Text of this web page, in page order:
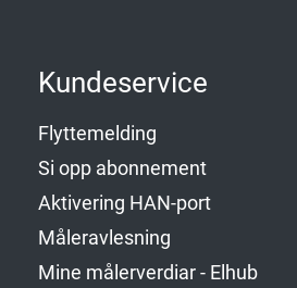
Kundeservice
Flyttemelding
Si opp abonnement
Aktivering HAN-port
Måleravlesning
Mine målerverdiar - Elhub